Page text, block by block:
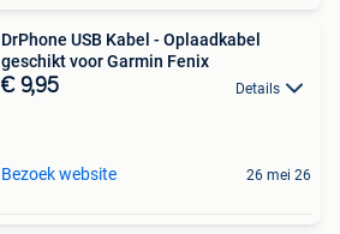
DrPhone USB Kabel - Oplaadkabel
geschikt voor Garmin Fenix
€ 9,95 Details
Bezoek website 26 mei 26